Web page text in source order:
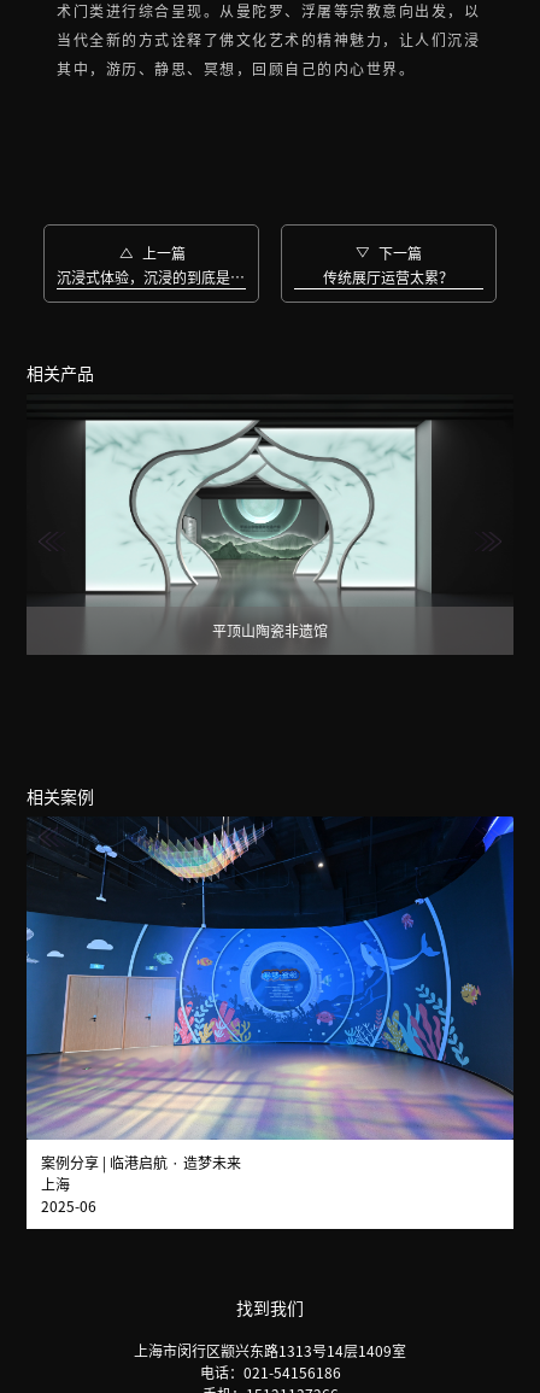
术门类进行综合呈现。从曼陀罗、浮屠等宗教意向出发，以
当代全新的方式诠释了佛文化艺术的精神魅力，让人们沉浸
其中，游历、静思、冥想，回顾自己的内心世界。

上一篇
沉浸式体验，沉浸的到底是什么？

下一篇
传统展厅运营太累？
相关产品
平顶山陶瓷非遗馆
相关案例
案例分享 | 临港启航 · 造梦未来
上海
2025-06
找到我们
上海市闵行区颛兴东路1313号14层1409室
电话：021-54156186